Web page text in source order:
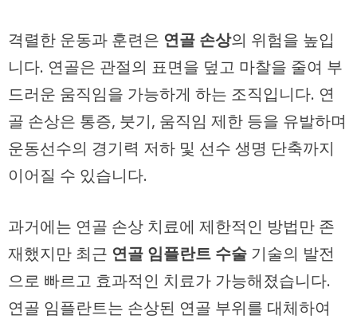
격렬한 운동과 훈련은 연골 손상의 위험을 높입
니다. 연골은 관절의 표면을 덮고 마찰을 줄여 부
드러운 움직임을 가능하게 하는 조직입니다. 연
골 손상은 통증, 붓기, 움직임 제한 등을 유발하며
운동선수의 경기력 저하 및 선수 생명 단축까지
이어질 수 있습니다.
과거에는 연골 손상 치료에 제한적인 방법만 존
재했지만 최근 연골 임플란트 수술 기술의 발전
으로 빠르고 효과적인 치료가 가능해졌습니다.
연골 임플란트는 손상된 연골 부위를 대체하여